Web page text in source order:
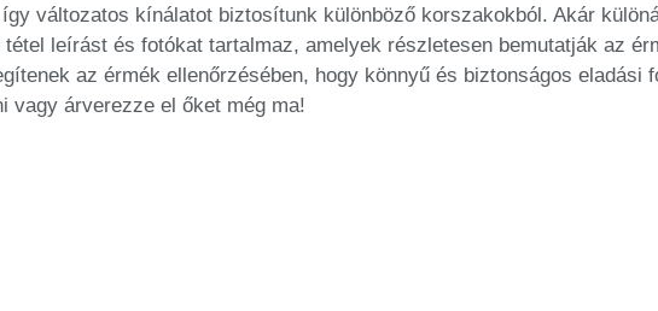
változatos kínálatot biztosítunk különböző korszakokból. Akár
leírást és fotókat tartalmaz, amelyek részletesen bemutatják az
az érmék ellenőrzésében, hogy könnyű és biztonságos
vagy árverezze el őket még ma!